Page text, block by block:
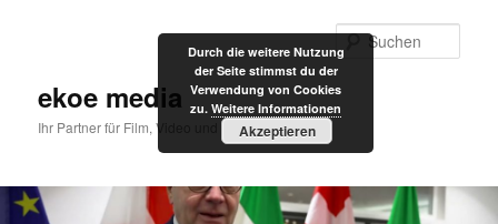
ekoe media
Ihr Partner für Film, Video und Internet
Durch die weitere Nutzung
der Seite stimmst du der
Verwendung von Cookies
zu. Weitere Informationen
Akzeptieren